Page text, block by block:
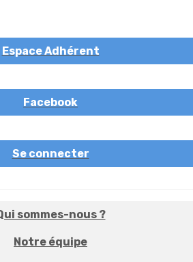
Espace Adhérent
Facebook
Se connecter
sommes-nous ?
Notre équipe